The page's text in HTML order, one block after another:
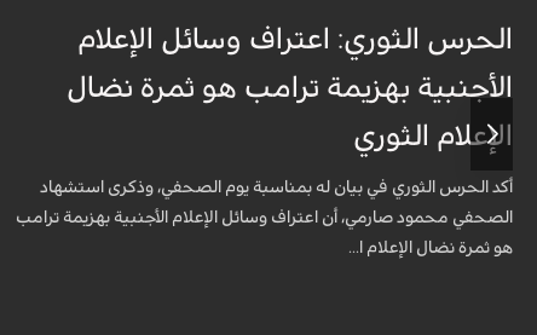
الحرس الثوري: اعتراف وسائل الإعلام
الأجنبية بهزيمة ترامب هو ثمرة نضال
الإعلام الثوري
أكد الحرس الثوري في بيان له بمناسبة يوم الصحفي، وذكرى استشهاد
الصحفي محمود صارمي، أن اعتراف وسائل الإعلام الأجنبية بهزيمة ترامب
هو ثمرة نضال الإعلام ا...